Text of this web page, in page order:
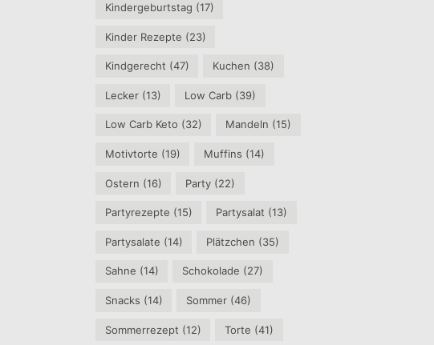
Kindergeburtstag (17)
Kinder Rezepte (23)
Kindgerecht (47) Kuchen (38)
Lecker(13) Low Carb (39)
Low Carb Keto (32) Mandeln (15)
Motivtorte (19) Muffins (14)
Ostern (16) Party (22)
Partyrezepte (15) Partysalat (13)
Partysalate (14) Plätzchen (35)
Sahne (14) Schokolade (27)
Snacks (14) Sommer (46)
Sommerrezept (12) Torte (41)